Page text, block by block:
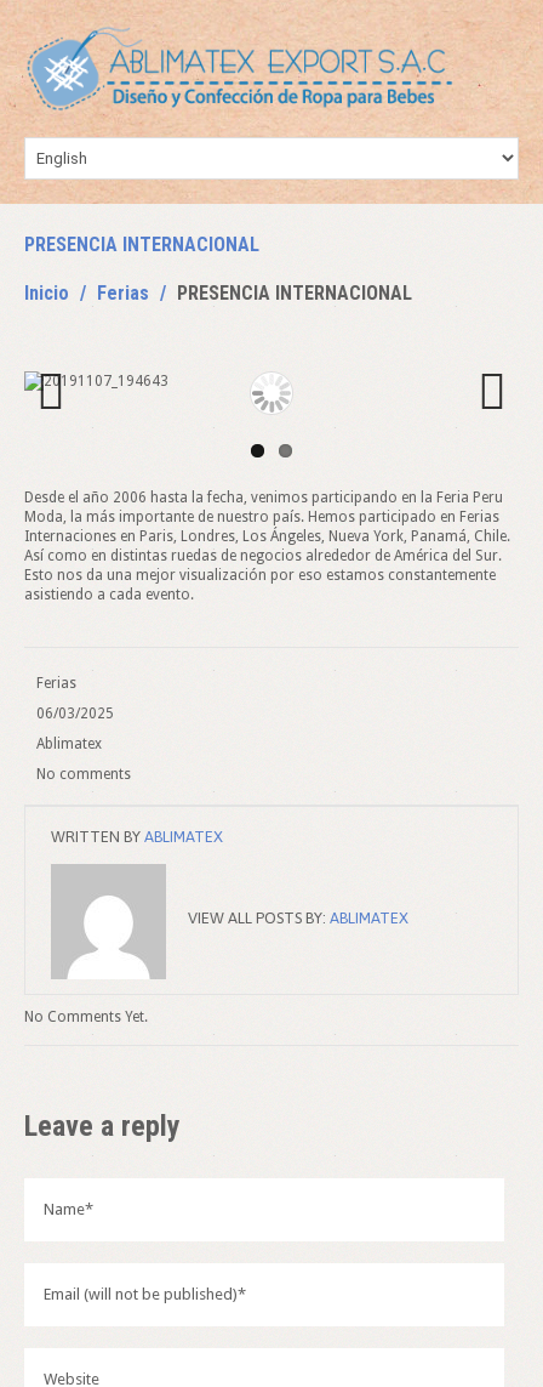
PRESENCIA INTERNACIONAL
Inicio Ferias PRESENCIA INTERNACIONAL
Previous
Desde el año 2006 hasta la fecha, venimos participando en la Feria Peru
Moda, la más importante de nuestro país. Hemos participado en Ferias
Internaciones en Paris, Londres, Los Ángeles, Nueva York, Panamá, Chile.
Así como en distintas ruedas de negocios alrededor de América del Sur.
Esto nos da una mejor visualización por eso estamos constantemente
asistiendo a cada evento.
Ferias
06/03/2025
Ablimatex
No comments
WRITTEN BY ABLIMATEX
VIEW ALL POSTS BY: ABLIMATEX
No Comments Yet.
Leave a reply